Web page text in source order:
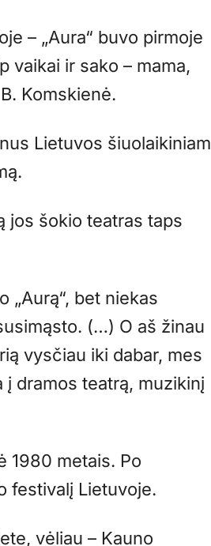
– „Aura“ buvo pirmoje
vaikai ir sako – mama,
Komskienė.
Lietuvos šiuolaikiniam
jos šokio teatras taps
„Aurą“, bet niekas
(…) O aš žinau
vysčiau iki dabar, mes
dramos teatrą, muzikinį
1980 metais. Po
festivalį Lietuvoje.
vėliau – Kauno